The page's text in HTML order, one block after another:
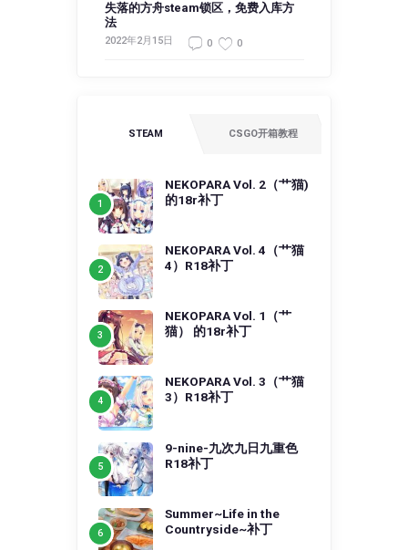
失落的方舟steam锁区，免费入库方
法
2022年2月15日 0 0
STEAM CSGO开箱教程
NEKOPARA Vol. 2（艹猫)
的18r补丁
NEKOPARA Vol. 4（艹猫
4）R18补丁
NEKOPARA Vol. 1（艹
猫） 的18r补丁
NEKOPARA Vol. 3（艹猫
3）R18补丁
9-nine-九次九日九重色
R18补丁
Summer~Life in the
Countryside~补丁